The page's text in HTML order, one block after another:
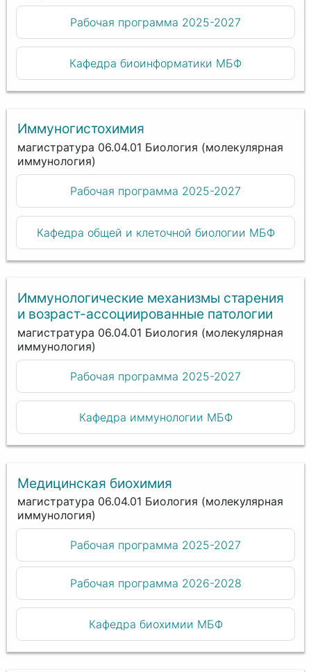
Рабочая программа 2025-2027
Кафедра биоинформатики МБФ
Иммуногистохимия
магистратура 06.04.01 Биология (молекулярная
иммунология)
Рабочая программа 2025-2027
Кафедра общей и клеточной биологии МБФ
Иммунологические механизмы старения
и возраст-ассоциированные патологии
магистратура 06.04.01 Биология (молекулярная
иммунология)
Рабочая программа 2025-2027
Кафедра иммунологии МБФ
Медицинская биохимия
магистратура 06.04.01 Биология (молекулярная
иммунология)
Рабочая программа 2025-2027
Рабочая программа 2026-2028
Кафедра биохимии МБФ